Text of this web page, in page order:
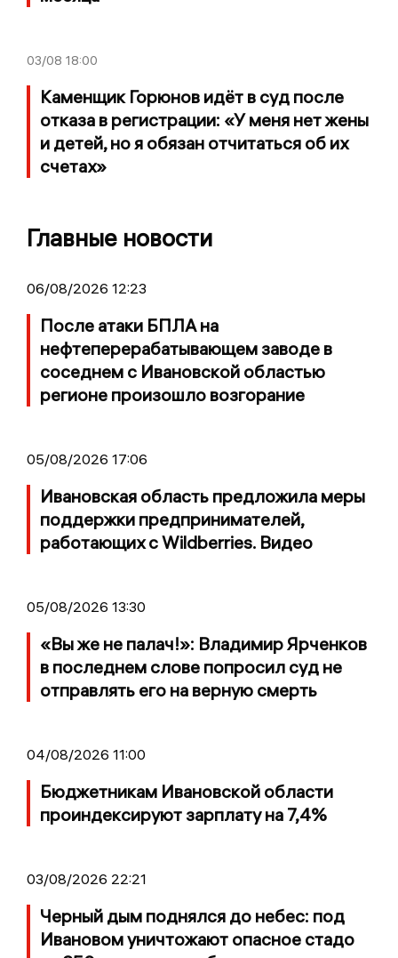
03/08 18:00
Каменщик Горюнов идёт в суд после
отказа в регистрации: «У меня нет жены
и детей, но я обязан отчитаться об их
счетах»
Главные новости
06/08/2026 12:23
После атаки БПЛА на
нефтеперерабатывающем заводе в
соседнем с Ивановской областью
регионе произошло возгорание
05/08/2026 17:06
Ивановская область предложила меры
поддержки предпринимателей,
работающих с Wildberries. Видео
05/08/2026 13:30
«Вы же не палач!»: Владимир Ярченков
в последнем слове попросил суд не
отправлять его на верную смерть
04/08/2026 11:00
Бюджетникам Ивановской области
проиндексируют зарплату на 7,4%
03/08/2026 22:21
Черный дым поднялся до небес: под
Ивановом уничтожают опасное стадо